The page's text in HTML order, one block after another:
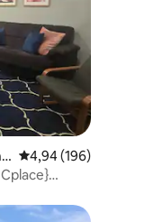
Vlerësimi mesatar
4,94 (196)